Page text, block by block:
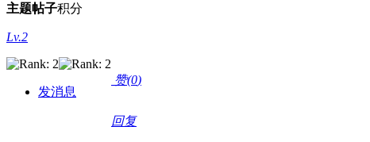
主题帖子积分
Lv.2
发消息
赞(0)
回复